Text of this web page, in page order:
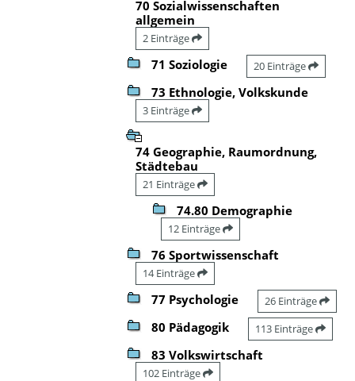
70 Sozialwissenschaften
allgemein
2 Einträge
71 Soziologie 20 Einträge
73 Ethnologie, Volkskunde
3 Einträge
74 Geographie, Raumordnung,
Städtebau
21 Einträge
74.80 Demographie
12 Einträge
76 Sportwissenschaft
14 Einträge
77 Psychologie 26 Einträge
80 Pädagogik 113 Einträge
83 Volkswirtschaft
102 Einträge